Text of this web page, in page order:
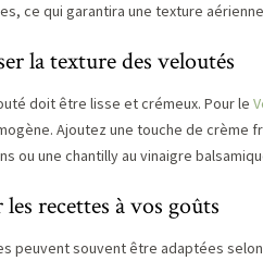
ce qui garantira une texture
la texture des veloutés
doit être lisse et crémeux. Pour le
Ajoutez une touche de crème
ou une chantilly au vinaigre
recettes à vos goûts
peuvent souvent être adaptées